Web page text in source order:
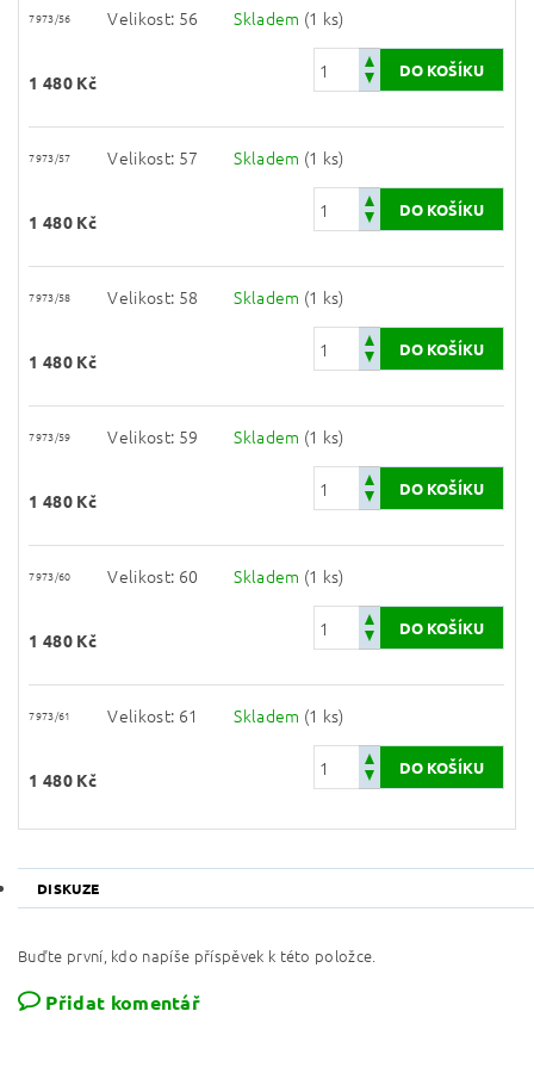
7973/56 Velikost: 56 Skladem (1 ks)
1 480 Kč
7973/57 Velikost: 57 Skladem (1 ks)
1 480 Kč
7973/58 Velikost: 58 Skladem (1 ks)
1 480 Kč
7973/59 Velikost: 59 Skladem (1 ks)
1 480 Kč
7973/60 Velikost: 60 Skladem (1 ks)
1 480 Kč
7973/61 Velikost: 61 Skladem (1 ks)
1 480 Kč
DISKUZE
Buďte první, kdo napíše příspěvek k této položce.
Přidat komentář